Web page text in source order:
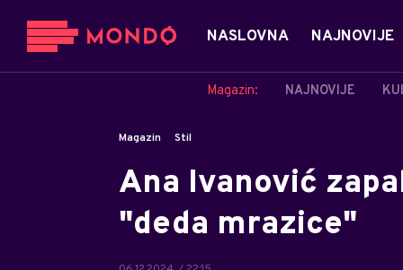
NASLOVNA NAJNOVIJE
Magazin: NAJNOVIJE
Magazin Stil
Ana Ivanović
"deda mrazice"